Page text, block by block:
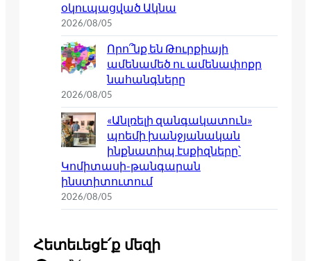
օկուպացված Ակնա
2026/08/05
Որո՞նք են Թուրքիայի
ամենամեծ ու ամենափոքր
նահանգները
2026/08/05
«Անլռելի զանգակատուն»
պոեմի խանջյանական
ինքնատիպ էսքիզները՝
Կոմիտասի-թանգարան
ինստիտուտում
2026/08/05
Հետեւեցէ՛ք մեզի